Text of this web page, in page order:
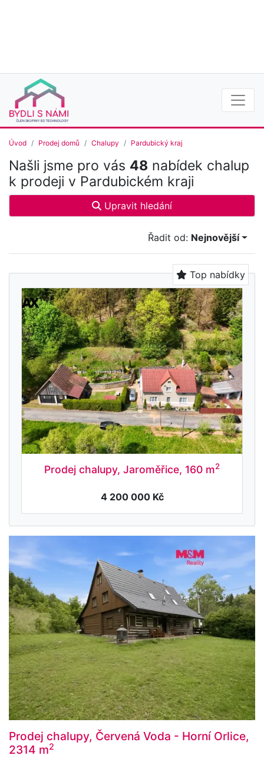
Úvod Prodej domů Chalupy Pardubický kraj
Našli jsme pro vás 48 nabídek chalup
k prodeji v Pardubickém kraji
Upravit hledání
Řadit od: Nejnovější
Top nabídky
Prodej chalupy, Jaroměřice, 160 m2
4 200 000 Kč
Prodej chalupy, Červená Voda - Horní Orlice,
2314 m2